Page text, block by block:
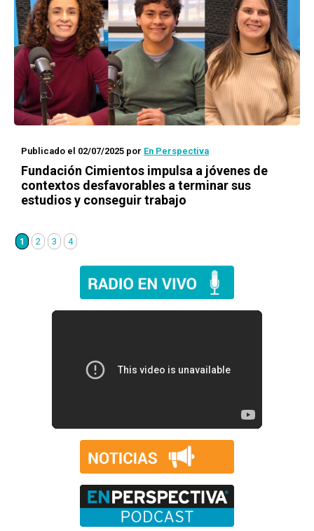
Publicado el 02/07/2025 por En Perspectiva
Fundación Cimientos impulsa a jóvenes de
contextos desfavorables a terminar sus
estudios y conseguir trabajo
1 2 3 4